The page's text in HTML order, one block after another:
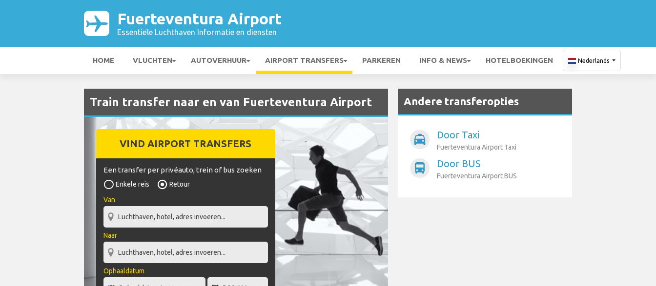
Fuerteventura Airport
Essentiële Luchthaven Informatie en diensten
HOME VLUCHTEN AUTOVERHUUR AIRPORT TRANSFERS PARKEREN INFO & NEWS HOTELBOEKINGEN Nederlands
Train transfer naar en van Fuerteventura Airport
VIND AIRPORT TRANSFERS
Een transfer per privéauto, trein of bus zoeken
Enkele reis
Retour
Van
Naar
Ophaaldatum
Andere transferopties
local_taxi Door Taxi
Fuerteventura Airport Taxi
directions_bus Door BUS
Fuerteventura Airport BUS